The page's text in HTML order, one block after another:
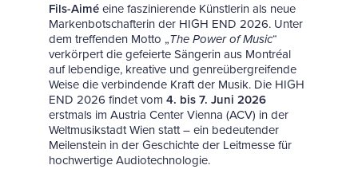
Fils-Aiméeine faszinierende Künstlerin als neue
Markenbotschafterin der HIGH END 2026. Unter
dem treffenden Motto „The Power of Music“
verkörpert die gefeierte Sängerin aus Montréal
auf lebendige, kreative und genreübergreifende
Weise die verbindende Kraft der Musik. Die HIGH
END 2026 findet vom 4. bis 7. Juni 2026
erstmals im Austria Center Vienna (ACV) in der
Weltmusikstadt Wien statt – ein bedeutender
Meilenstein in der Geschichte der Leitmesse für
hochwertige Audiotechnologie.